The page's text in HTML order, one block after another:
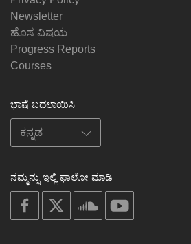
Newsletter
ಹೊಸ ವಿಷಯ
Progress Reports
Courses
ಭಾಷೆ ಬದಲಾಯಿಸಿ
ನಮ್ಮನ್ನು ಇಲ್ಲಿ ಫಾಲೋ ಮಾಡಿ
on
facebook
soundcloud